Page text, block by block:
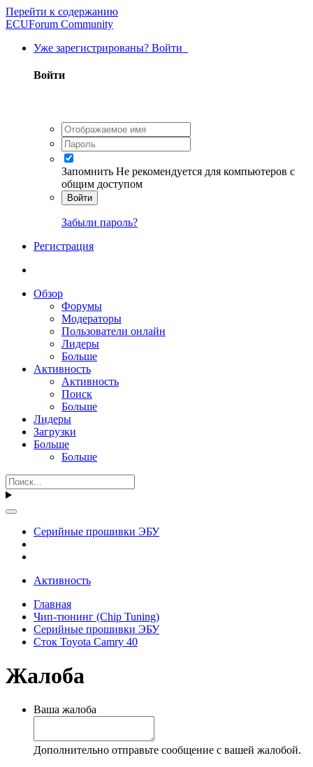
Перейти к содержанию
ECUForum Community
Уже зарегистрированы? Войти
Войти
Запомнить Не рекомендуется для компьютеров с
общим доступом
Войти
Забыли пароль?
Регистрация
Обзор
Форумы
Модераторы
Пользователи онлайн
Лидеры
Больше
Активность
Активность
Поиск
Больше
Лидеры
Загрузки
Больше
Больше
Серийные прошивки ЭБУ
Активность
Главная
Чип-тюнинг (Chip Tuning)
Серийные прошивки ЭБУ
Сток Toyota Camry 40
Жалоба
Ваша жалоба
Дополнительно отправьте сообщение с вашей жалобой.